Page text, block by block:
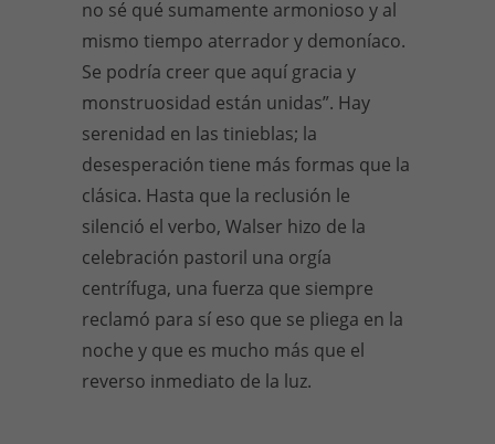
no sé qué sumamente armonioso y al
mismo tiempo aterrador y demoníaco.
Se podría creer que aquí gracia y
monstruosidad están unidas”. Hay
serenidad en las tinieblas; la
desesperación tiene más formas que la
clásica. Hasta que la reclusión le
silenció el verbo, Walser hizo de la
celebración pastoril una orgía
centrífuga, una fuerza que siempre
reclamó para sí eso que se pliega en la
noche y que es mucho más que el
reverso inmediato de la luz.